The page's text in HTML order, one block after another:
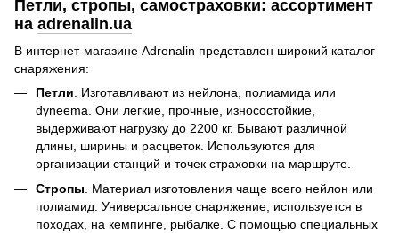
Петли, стропы, самостраховки: ассортимент
на adrenalin.ua
В интернет-магазине Adrenalin представлен широкий каталог
снаряжения:
Петли . Изготавливают из нейлона, полиамида или
dyneema. Они легкие, прочные, износостойкие,
выдерживают нагрузку до 2200 кг. Бывают различной
длины, ширины и расцветок. Используются для
организации станций и точек страховки на маршруте.
Стропы . Материал изготовления чаще всего нейлон или
полиамид. Универсальное снаряжение, используется в
походах, на кемпинге, рыбалке. С помощью специальных